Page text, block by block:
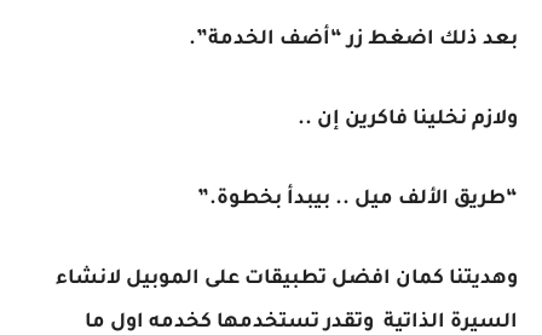
بعد ذلك اضغط زر “أضف الخدمة”.
ولازم نخلينا فاكرين إن ..
“طريق الألف ميل .. بيبدأ بخطوة.”
وهديتنا كمان افضل تطبيقات على الموبيل لانشاء
السيرة الذاتية وتقدر تستخدمها كخدمه اول ما